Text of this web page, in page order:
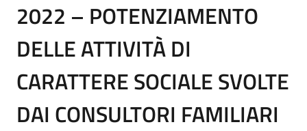
2022 – POTENZIAMENTO
DELLE ATTIVITÀ DI
CARATTERE SOCIALE SVOLTE
DAI CONSULTORI FAMILIARI